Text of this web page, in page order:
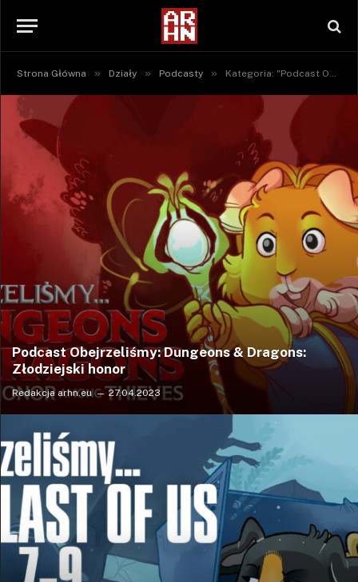
Strona Główna » Działy » Podcasty » Kategoria: "Podcast Obejrzeliśmy"
Podcast Obejrzeliśmy: Dungeons & Dragons:
Złodziejski honor
Redakcja arhn.eu 27.04.2023